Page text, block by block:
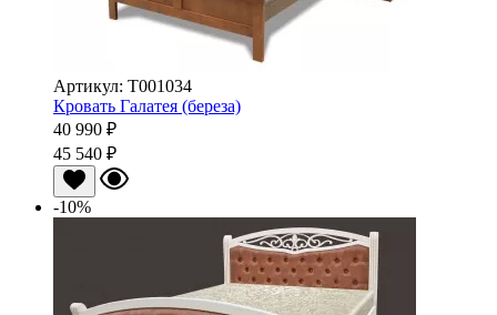
Артикул: Т001034
Кровать Галатея (береза)
40 990 ₽
45 540 ₽
-10%